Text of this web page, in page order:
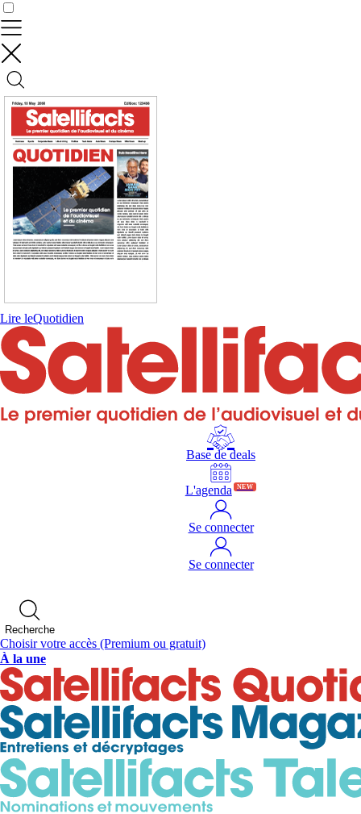
Lire leQuotidien
Base de deals
L'agenda NEW
Se connecter
Se connecter
Recherche
Choisir votre accès (Premium ou gratuit)
À la une
Contrôler vos données